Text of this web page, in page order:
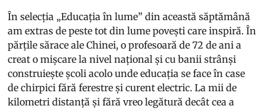
În selecția „Educația în lume” din această săptămână
am extras de peste tot din lume povești care inspiră. În
părțile sărace ale Chinei, o profesoară de 72 de ani a
creat o mișcare la nivel național și cu banii strânși
construiește școli acolo unde educația se face în case
de chirpici fără ferestre și curent electric. La mii de
kilometri distanță și fără vreo legătură decât cea a